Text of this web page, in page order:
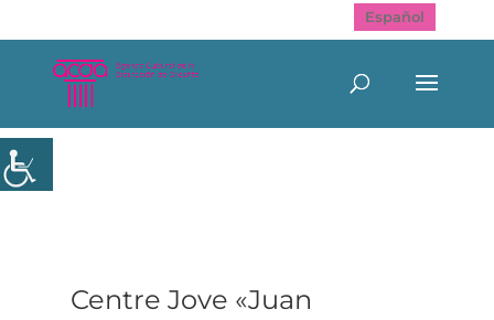
Español
Centre Jove «Juan